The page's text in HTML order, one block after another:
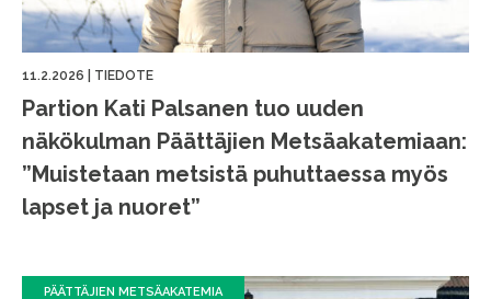
11.2.2026 TIEDOTE
Partion Kati Palsanen tuo uuden
näkökulman Päättäjien Metsäakatemiaan:
”Muistetaan metsistä puhuttaessa myös
lapset ja nuoret”
PÄÄTTÄJIEN METSÄAKATEMIA